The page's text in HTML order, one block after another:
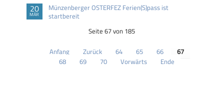
20
MÄR
Münzenberger OSTERFEZ Ferien(S)pass ist
startbereit
Seite 67 von 185
Anfang Zurück 64 65 66
67
68
69 70 Vorwärts Ende